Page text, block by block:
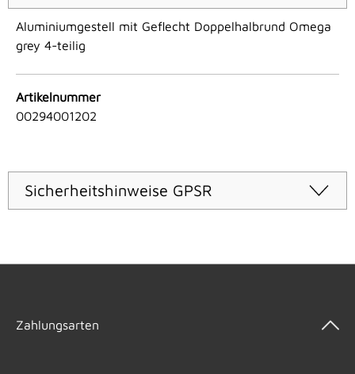
Aluminiumgestell mit Geflecht Doppelhalbrund Omega
grey 4-teilig
Artikelnummer
00294001202
Sicherheitshinweise GPSR
Zahlungsarten